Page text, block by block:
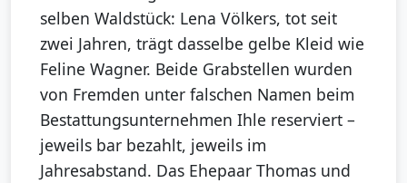
selben Waldstück: Lena Völkers, tot seit
zwei Jahren, trägt dasselbe gelbe Kleid wie
Feline Wagner. Beide Grabstellen wurden
von Fremden unter falschen Namen beim
Bestattungsunternehmen Ihle reserviert –
jeweils bar bezahlt, jeweils im
Jahresabstand. Das Ehepaar Thomas und